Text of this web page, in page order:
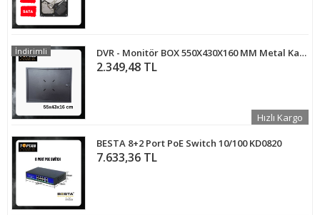
DVR - Monitör BOX 550X430X160 MM Metal Kasa Duvar Tipi Kabinet ST-455
2.349,48 TL
İndirimli
Hızlı Kargo
BESTA 8+2 Port PoE Switch 10/100 KD0820
7.633,36 TL